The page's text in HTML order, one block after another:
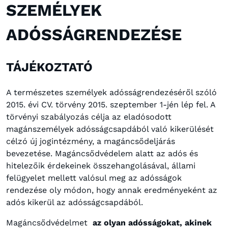
SZEMÉLYEK
ADÓSSÁGRENDEZÉSE
TÁJÉKOZTATÓ
A természetes személyek adósságrendezéséről szóló
2015. évi CV. törvény 2015. szeptember 1-jén lép fel. A
törvényi szabályozás célja az eladósodott
magánszemélyek adósságcsapdából való kikerülését
célzó új jogintézmény, a magáncsődeljárás
bevezetése. Magáncsődvédelem alatt az adós és
hitelezőik érdekeinek összehangolásával, állami
felügyelet mellett valósul meg az adósságok
rendezése oly módon, hogy annak eredményeként az
adós kikerül az adósságcsapdából.
Magáncsődvédelmet az olyan adósságokat, akinek